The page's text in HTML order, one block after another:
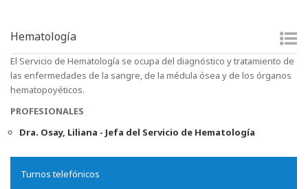
Hematología
El Servicio de Hematología se ocupa del diagnóstico y tratamiento de
las enfermedades de la sangre, de la médula ósea y de los órganos
hematopoyéticos.
PROFESIONALES
Dra. Osay, Liliana - Jefa del Servicio de Hematología
Turnos telefónicos